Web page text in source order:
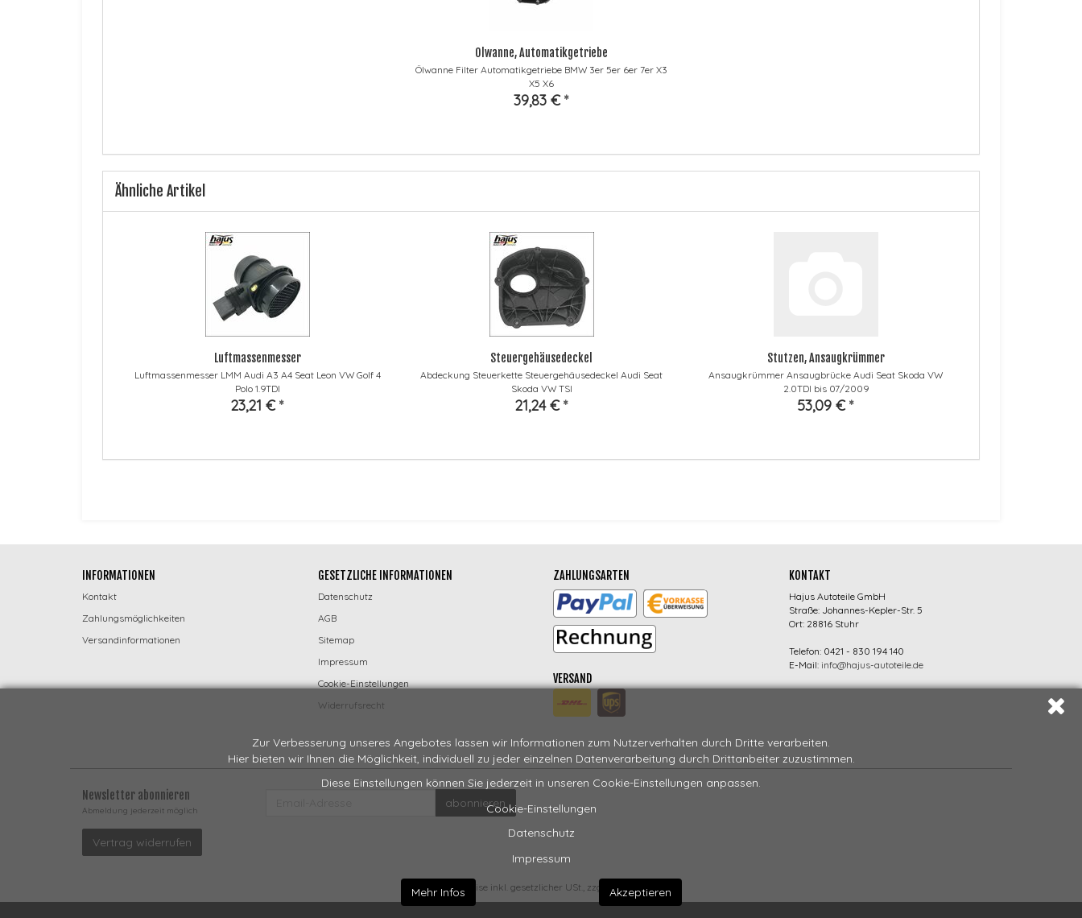
Zur Verbesserung unseres Angebotes lassen wir Informationen zum Nutzerverhalten durch Dritte verarbeiten.
Hier bieten wir Ihnen die Möglichkeit, individuell zu jeder einzelnen Datenverarbeitung durch Drittanbeiter zuzustimmen.
Diese Einstellungen können Sie jederzeit in unseren Cookie-Einstellungen anpassen.
Cookie-Einstellungen
Datenschutz
Impressum
Mehr Infos Akzeptieren
Ölwanne, Automatikgetriebe
Ölwanne Filter Automatikgetriebe BMW 3er 5er 6er 7er X3
X5 X6
39,83 € *
Ähnliche Artikel
Luftmassenmesser
Luftmassenmesser LMM Audi A3 A4 Seat Leon VW Golf 4
Polo 1.9TDI
23,21 € *
Steuergehäusedeckel
Abdeckung Steuerkette Steuergehäusedeckel Audi Seat
Skoda VW TSI
21,24 € *
Stutzen, Ansaugkrümmer
Ansaugkrümmer Ansaugbrücke Audi Seat Skoda VW
2.0TDI bis 07/2009
53,09 € *
INFORMATIONEN
Kontakt
Zahlungsmöglichkeiten
Versandinformationen
GESETZLICHE INFORMATIONEN
Datenschutz
AGB
Sitemap
Impressum
Cookie-Einstellungen
Widerrufsrecht
ZAHLUNGSARTEN
VERSAND
KONTAKT
Hajus Autoteile GmbH
Straße: Johannes-Kepler-Str. 5
Ort: 28816 Stuhr
Telefon: 0421 - 830 194 140
E-Mail: info@hajus-autoteile.de
Newsletter abonnieren
Abmeldung jederzeit möglich
abonnieren
Vertrag widerrufen
Alle Preise inkl. gesetzlicher USt., zzgl. Versand